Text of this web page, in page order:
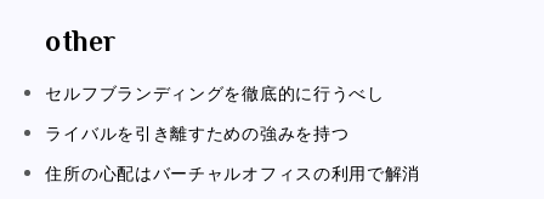
other
セルフブランディングを徹底的に行うべし
ライバルを引き離すための強みを持つ
住所の心配はバーチャルオフィスの利用で解消